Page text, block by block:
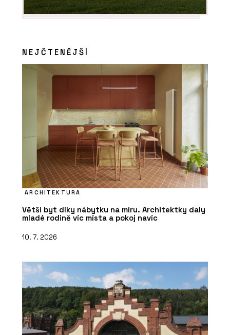
NEJČTENĚJŠÍ
ARCHITEKTURA
Větší byt díky nábytku na míru. Architektky daly
mladé rodině víc místa a pokoj navíc
10. 7. 2026